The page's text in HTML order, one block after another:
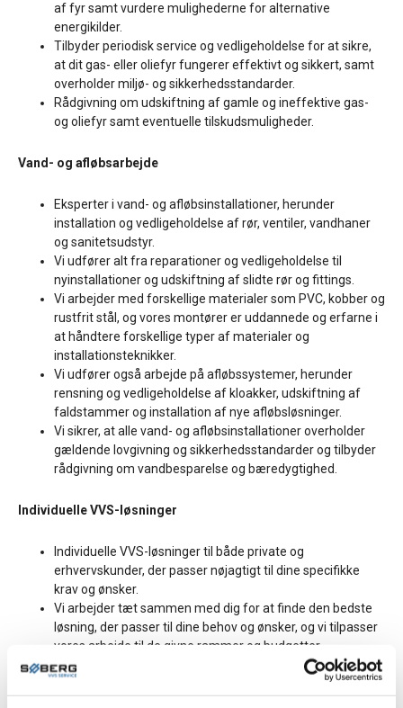
af fyr samt vurdere mulighederne for alternative
energikilder.
Tilbyder periodisk service og vedligeholdelse for at sikre,
at dit gas- eller oliefyr fungerer effektivt og sikkert, samt
overholder miljø- og sikkerhedsstandarder.
Rådgivning om udskiftning af gamle og ineffektive gas-
og oliefyr samt eventuelle tilskudsmuligheder.
Vand- og afløbsarbejde
Eksperter i vand- og afløbsinstallationer, herunder
installation og vedligeholdelse af rør, ventiler, vandhaner
og sanitetsudstyr.
Vi udfører alt fra reparationer og vedligeholdelse til
nyinstallationer og udskiftning af slidte rør og fittings.
Vi arbejder med forskellige materialer som PVC, kobber og
rustfrit stål, og vores montører er uddannede og erfarne i
at håndtere forskellige typer af materialer og
installationsteknikker.
Vi udfører også arbejde på afløbssystemer, herunder
rensning og vedligeholdelse af kloakker, udskiftning af
faldstammer og installation af nye afløbsløsninger.
Vi sikrer, at alle vand- og afløbsinstallationer overholder
gældende lovgivning og sikkerhedsstandarder og tilbyder
rådgivning om vandbesparelse og bæredygtighed.
Individuelle VVS-løsninger
Individuelle VVS-løsninger til både private og
erhvervskunder, der passer nøjagtigt til dine specifikke
krav og ønsker.
Vi arbejder tæt sammen med dig for at finde den bedste
løsning, der passer til dine behov og ønsker, og vi tilpasser
vores arbejde til de givne rammer og budgetter.
Vi tager os af hele processen, fra rådgivning og
planlægning til udførelse og opfølgning, og sikrer, at du får